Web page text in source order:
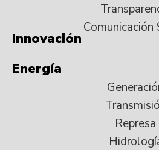
Comunicación
Innovación
Energía
Represa